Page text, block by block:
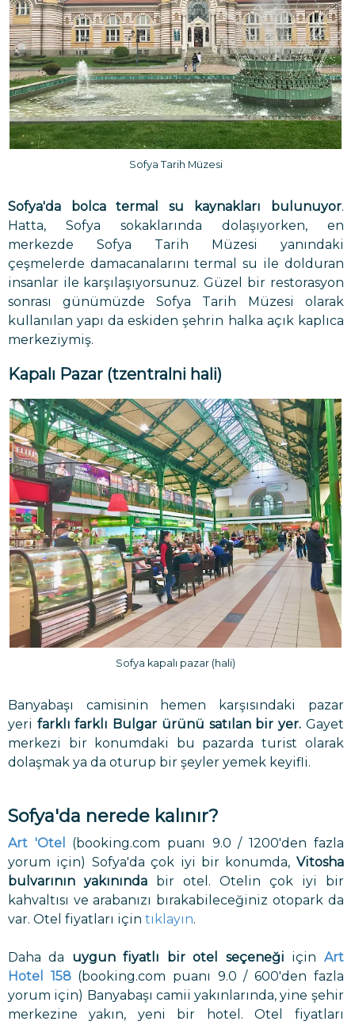
Sofya Tarih Müzesi
Sofya'da bolca termal su kaynakları bulunuyor.
Hatta, Sofya sokaklarında dolaşıyorken, en
merkezde Sofya Tarih Müzesi yanındaki
çeşmelerde damacanalarını termal su ile dolduran
insanlar ile karşılaşıyorsunuz. Güzel bir restorasyon
sonrası günümüzde Sofya Tarih Müzesi olarak
kullanılan yapı da eskiden şehrin halka açık kaplıca
merkeziymiş.
Kapalı Pazar (tzentralni hali)
Sofya kapalı pazar (hali)
Banyabaşı camisinin hemen karşısındaki pazar
yeri farklı farklı Bulgar ürünü satılan bir yer. Gayet
merkezi bir konumdaki bu pazarda turist olarak
dolaşmak ya da oturup bir şeyler yemek keyifli.
Sofya'da nerede kalınır?
Art 'Otel
(booking.com puanı 9.0 / 1200'den fazla
yorum için) Sofya'da çok iyi bir konumda, Vitosha
bulvarının yakınında bir otel. Otelin çok iyi bir
kahvaltısı ve arabanızı bırakabileceğiniz otopark da
var. Otel fiyatları için tıklayın.
Daha da uygun fiyatlı bir otel seçeneği için Art
Hotel 158 (booking.com puanı 9.0 / 600'den fazla
yorum için) Banyabaşı camii yakınlarında, yine şehir
merkezine yakın, yeni bir hotel. Otel fiyatları